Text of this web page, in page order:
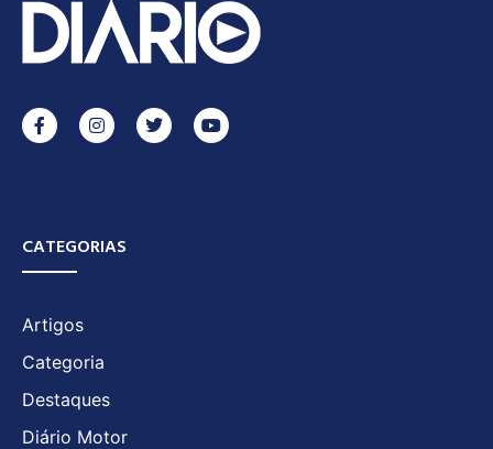
CATEGORIAS
Artigos
Categoria
Destaques
Diário Motor